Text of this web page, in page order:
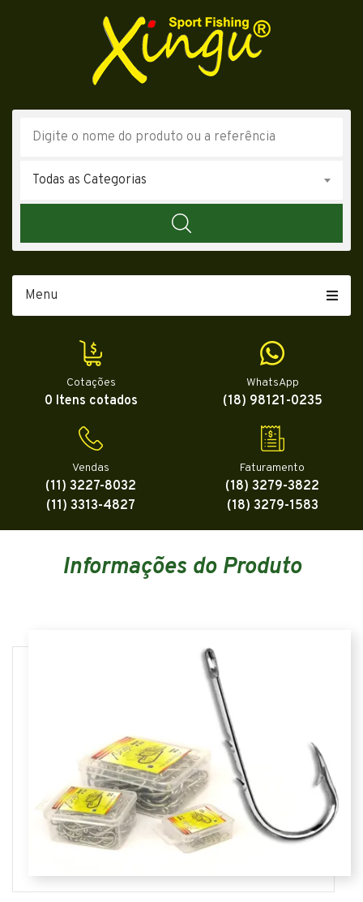
Todas as Categorias
Menu
Cotações
0 Itens cotados
WhatsApp
(18) 98121-0235
Vendas
(11) 3227-8032
(11) 3313-4827
Faturamento
(18) 3279-3822
(18) 3279-1583
Informações do Produto